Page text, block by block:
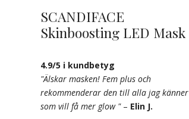
SCANDIFACE
Skinboosting LED Mask
4.9/5 i kundbetyg
"Älskar masken! Fem plus och
rekommenderar den till alla jag känner
som vill få mer glow "– Elin J.